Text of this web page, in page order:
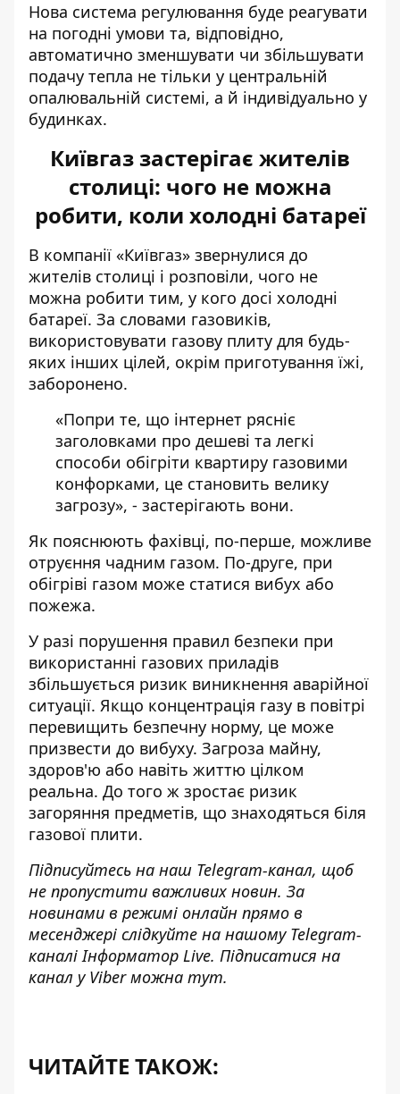
Нова система регулювання буде реагувати
на погодні умови та, відповідно,
автоматично зменшувати чи збільшувати
подачу тепла не тільки у центральній
опалювальній системі, а й індивідуально у
будинках.
Київгаз застерігає жителів
столиці: чого не можна
робити, коли холодні батареї
В компанії «Київгаз» звернулися до
жителів столиці і розповіли, чого не
можна робити тим, у кого досі холодні
батареї. За словами газовиків,
використовувати газову плиту для будь-
яких інших цілей, окрім приготування їжі,
заборонено.
«Попри те, що інтернет рясніє
заголовками про дешеві та легкі
способи обігріти квартиру газовими
конфорками, це становить велику
загрозу», - застерігають вони.
Як пояснюють фахівці, по-перше, можливе
отруєння чадним газом. По-друге, при
обігріві газом може статися вибух або
пожежа.
У разі порушення правил безпеки при
використанні газових приладів
збільшується ризик виникнення аварійної
ситуації. Якщо концентрація газу в повітрі
перевищить безпечну норму, це може
призвести до вибуху. Загроза майну,
здоров'ю або навіть життю цілком
реальна. До того ж зростає ризик
загоряння предметів, що знаходяться біля
газової плити.
Підписуйтесь на наш Telegram-канал, щоб
не пропустити важливих новин. За
новинами в режимі онлайн прямо в
месенджері слідкуйте на нашому Telegram-
каналіІнформатор Live. Підписатися на
канал у Viber можна тут.
ЧИТАЙТЕ ТАКОЖ: